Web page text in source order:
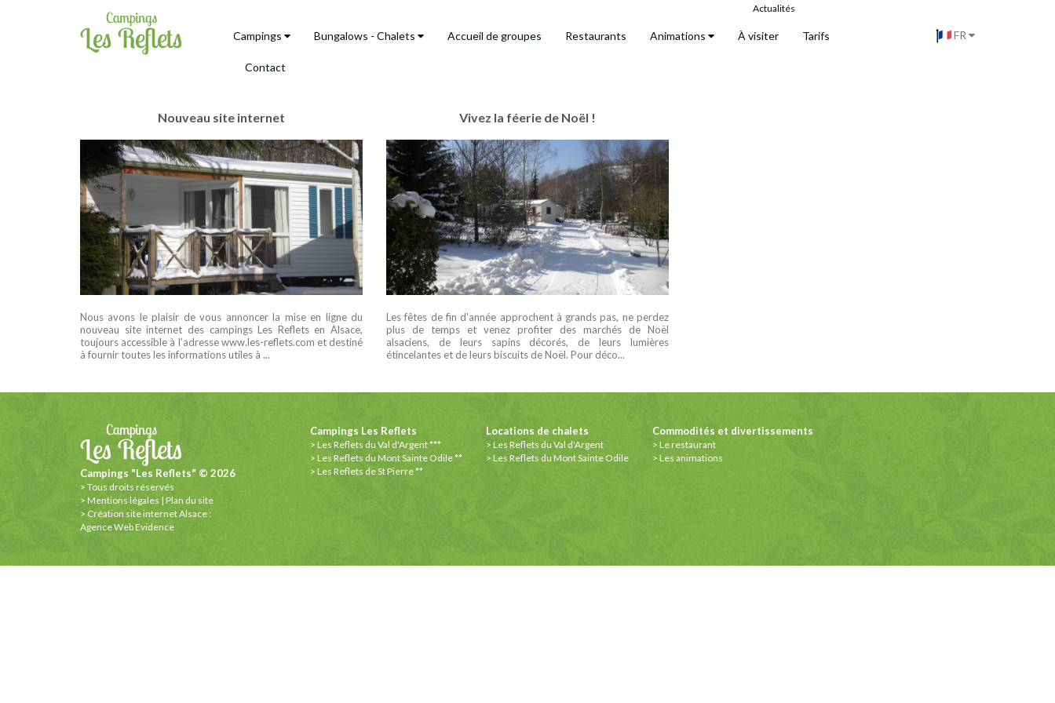
Actualités
FR
Campings Bungalows - Chalets Accueil de groupes Restaurants Animations À visiter Tarifs
Contact
Nouveau site internet
Nous avons le plaisir de vous annoncer la mise en ligne du
nouveau site internet des campings Les Reflets en Alsace,
toujours accessible à l’adresse www.les-reflets.com et destiné
à fournir toutes les informations utiles à ...
Vivez la féerie de Noël !
Les fêtes de fin d'année approchent à grands pas, ne perdez
plus de temps et venez profiter des marchés de Noël
alsaciens, de leurs sapins décorés, de leurs lumières
étincelantes et de leurs biscuits de Noël. Pour déco...
Campings "Les Reflets" © 2026
Tous droits réservés
Mentions légales | Plan du site
Création site internet Alsace :
Agence Web Evidence
Campings Les Reflets
Les Reflets du Val d'Argent ***
Les Reflets du Mont Sainte Odile **
Les Reflets de St Pierre **
Locations de chalets
Les Reflets du Val d'Argent
Les Reflets du Mont Sainte Odile
Commodités et divertissements
Le restaurant
Les animations